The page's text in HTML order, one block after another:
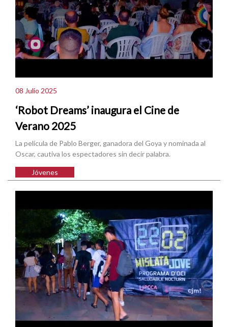
08 Julio 2025
‘Robot Dreams’ inaugura el Cine de
Verano 2025
La película de Pablo Berger, ganadora del Goya y nominada al
Oscar, cautiva los espectadores sin decir palabra.
Jóvenes